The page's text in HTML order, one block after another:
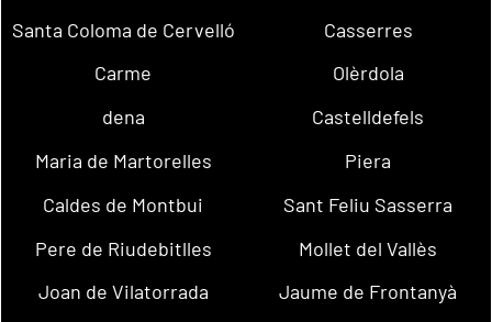
Santa Coloma de Cervelló
Casserres
Carme
Olèrdola
dena
Castelldefels
Maria de Martorelles
Piera
Caldes de Montbui
Sant Feliu Sasserra
Pere de Riudebitlles
Mollet del Vallès
Joan de Vilatorrada
Jaume de Frontanyà